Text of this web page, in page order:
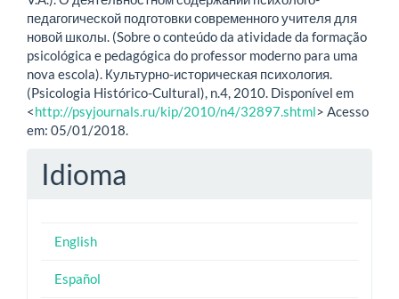
педагогической подготовки современного учителя для
новой школы. (Sobre o conteúdo da atividade da formação
psicológica e pedagógica do professor moderno para uma
nova escola). Культурно-историческая психология.
(Psicologia Histórico-Cultural), n.4, 2010. Disponível em
<http://psyjournals.ru/kip/2010/n4/32897.shtml> Acesso
em: 05/01/2018.
Idioma
English
Español